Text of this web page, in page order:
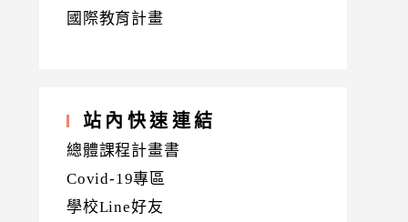
國際教育計畫
站內快速連結
總體課程計畫書
Covid-19專區
學校Line好友